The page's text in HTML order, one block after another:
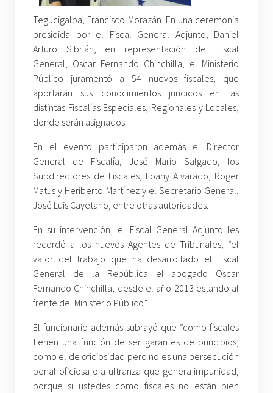
Tegucigalpa, Francisco Morazán. En una ceremonia
presidida por el Fiscal General Adjunto, Daniel
Arturo Sibrián, en representación del Fiscal
General, Oscar Fernando Chinchilla, el Ministerio
Público juramentó a 54 nuevos fiscales, que
aportarán sus conocimientos jurídicos en las
distintas Fiscalías Especiales, Regionales y Locales,
donde serán asignados.
En el evento participaron además el Director
General de Fiscalía, José Mario Salgado, los
Subdirectores de Fiscales, Loany Alvarado, Roger
Matus y Heriberto Martínez y el Secretario General,
José Luis Cayetano, entre otras autoridades.
En su intervención, el Fiscal General Adjunto les
recordó a los nuevos Agentes de Tribunales, “el
valor del trabajo que ha desarrollado el Fiscal
General de la República el abogado Oscar
Fernando Chinchilla, desde el año 2013 estando al
frente del Ministerio Público”.
El funcionario además subrayó que “como fiscales
tienen una función de ser garantes de principios,
como el de oficiosidad pero no es una persecución
penal oficiosa o a ultranza que genera impunidad,
porque si ustedes como fiscales no están bien